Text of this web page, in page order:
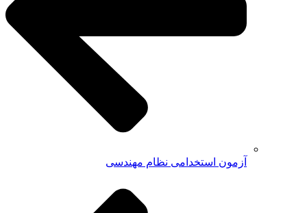
آزمون استخدامی نظام مهندسی